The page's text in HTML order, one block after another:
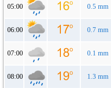
05:00 0.5 mm
06:00 0.7 mm
07:00 0.1 mm
08:00 1.3 mm